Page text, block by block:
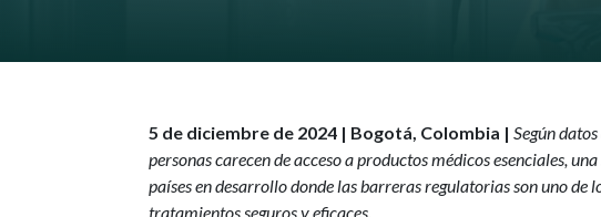
5 de diciembre de 2024 | Bogotá, Colombia | Según
personas carecen de acceso a productos médicos esenciales,
países en desarrollo donde las barreras regulatorias son uno
tratamientos seguros y eficaces.